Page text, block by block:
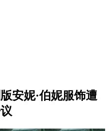
安妮·伯妮服饰遭